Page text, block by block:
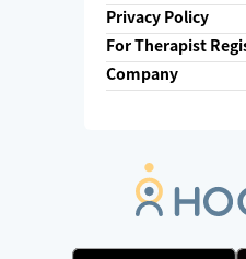
Privacy Policy
For Therapist
Company